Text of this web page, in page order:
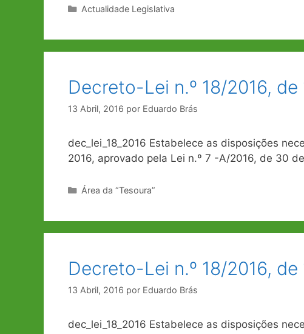
Categorias
Actualidade Legislativa
Decreto-Lei n.º 18/2016, de
13 Abril, 2016 por Eduardo Brás
dec_lei_18_2016 Estabelece as disposições
2016, aprovado pela Lei n.º 7 -A/2016, de 30
Categorias
Área da “Tesoura”
Decreto-Lei n.º 18/2016, de
13 Abril, 2016 por Eduardo Brás
dec_lei_18_2016 Estabelece as disposições